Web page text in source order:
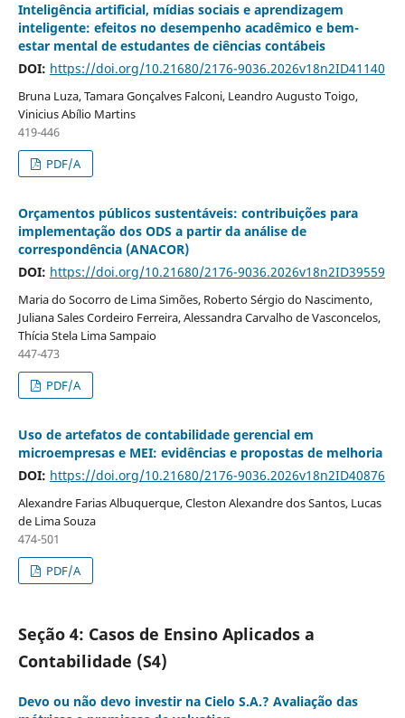
Inteligência artificial, mídias sociais e aprendizagem
inteligente: efeitos no desempenho acadêmico e bem-
estar mental de estudantes de ciências contábeis
DOI: https://doi.org/10.21680/2176-9036.2026v18n2ID41140
Bruna Luza, Tamara Gonçalves Falconi, Leandro Augusto Toigo,
Vinicius Abílio Martins
419-446
PDF/A
Orçamentos públicos sustentáveis: contribuições para
implementação dos ODS a partir da análise de
correspondência (ANACOR)
DOI: https://doi.org/10.21680/2176-9036.2026v18n2ID39559
Maria do Socorro de Lima Simões, Roberto Sérgio do Nascimento,
Juliana Sales Cordeiro Ferreira, Alessandra Carvalho de Vasconcelos,
Thícia Stela Lima Sampaio
447-473
PDF/A
Uso de artefatos de contabilidade gerencial em
microempresas e MEI: evidências e propostas de melhoria
DOI: https://doi.org/10.21680/2176-9036.2026v18n2ID40876
Alexandre Farias Albuquerque, Cleston Alexandre dos Santos, Lucas
de Lima Souza
474-501
PDF/A
Seção 4: Casos de Ensino Aplicados a
Contabilidade (S4)
Devo ou não devo investir na Cielo S.A.? Avaliação das